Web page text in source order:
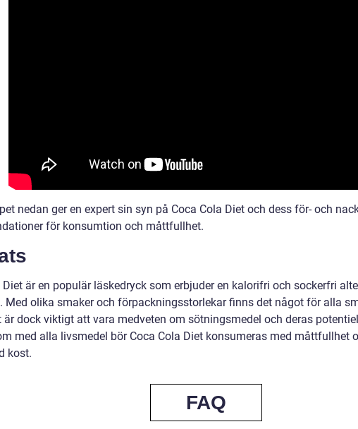
nedan ger en expert sin syn på Coca Cola Diet och dess för- och
för konsumtion och måttfullhet.
Diet är en populär läskedryck som erbjuder en kalorifri och sockerfri
Med olika smaker och förpackningsstorlekar finns det något för alla
är dock viktigt att vara medveten om sötningsmedel och deras
med alla livsmedel bör Coca Cola Diet konsumeras med måttfullhet
kost.
FAQ